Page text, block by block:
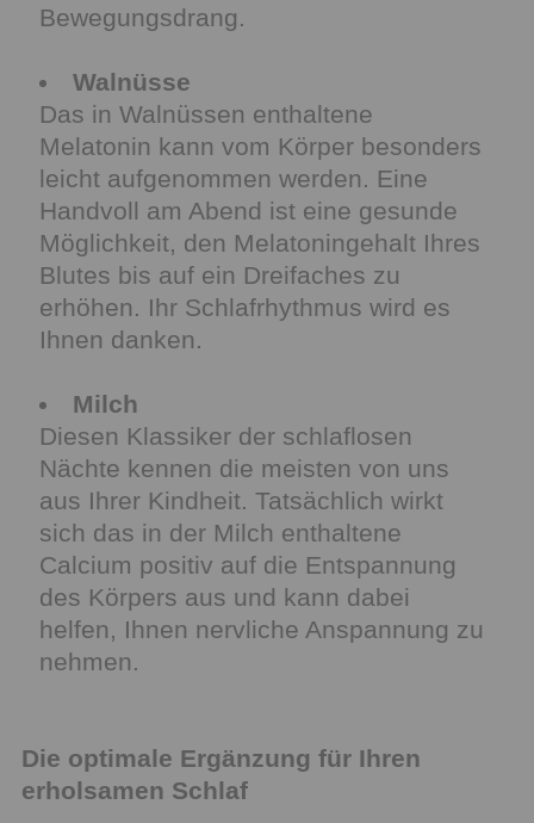
Bewegungsdrang.
Walnüsse
Das in Walnüssen enthaltene
Melatonin kann vom Körper besonders
leicht aufgenommen werden. Eine
Handvoll am Abend ist eine gesunde
Möglichkeit, den Melatoningehalt Ihres
Blutes bis auf ein Dreifaches zu
erhöhen. Ihr Schlafrhythmus wird es
Ihnen danken.
Milch
Diesen Klassiker der schlaflosen
Nächte kennen die meisten von uns
aus Ihrer Kindheit. Tatsächlich wirkt
sich das in der Milch enthaltene
Calcium positiv auf die Entspannung
des Körpers aus und kann dabei
helfen, Ihnen nervliche Anspannung zu
nehmen.
Die optimale Ergänzung für Ihren
erholsamen Schlaf